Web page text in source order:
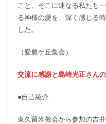
こと、そこに連なる私たち
る神様の愛を、深く感じる
した。
（愛農ケ丘集会）
交流に感謝と島崎光正さん
●自己紹介
東久留米教会から参加の吉井